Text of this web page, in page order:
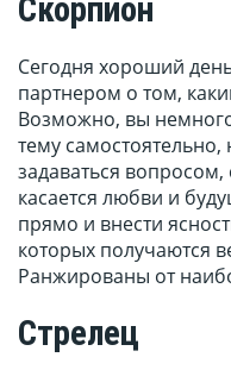
Скорпион
Сегодня хороший
партнером о том,
Возможно, вы
тему
задаваться
касается любви и
прямо и внести
которых получаются
Ранжированы от
Стрелец